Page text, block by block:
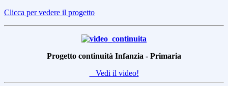
Clicca per vedere il progetto
Progetto continuità Infanzia - Primaria
Vedi il video!